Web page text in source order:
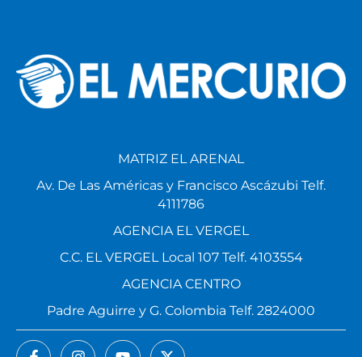
MATRIZ EL ARENAL
Av. De Las Américas y Francisco Ascázubi Telf.
4111786
AGENCIA EL VERGEL
C.C. EL VERGEL Local 107 Telf. 4103554
AGENCIA CENTRO
Padre Aguirre y G. Colombia Telf. 2824000